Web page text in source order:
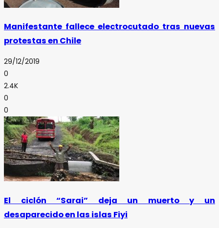
Manifestante fallece electrocutado tras nuevas
protestas en Chile
29/12/2019
0
2.4K
0
0
El ciclón “Sarai” deja un muerto y un
desaparecido en las islas Fiyi